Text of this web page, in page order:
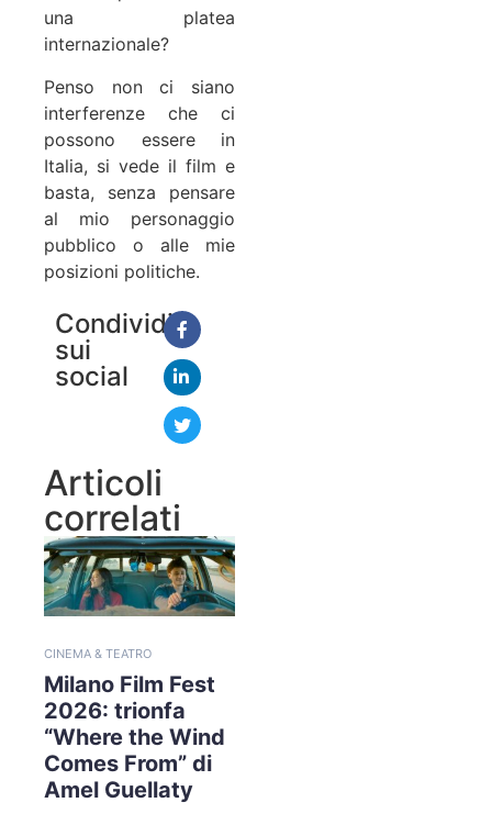
una platea
internazionale?
Penso non ci siano
interferenze che ci
possono essere in
Italia, si vede il film e
basta, senza pensare
al mio personaggio
pubblico o alle mie
posizioni politiche.
Condividi
sui
social
Articoli
correlati
CINEMA & TEATRO
Milano Film Fest
2026: trionfa
“Where the Wind
Comes From” di
Amel Guellaty